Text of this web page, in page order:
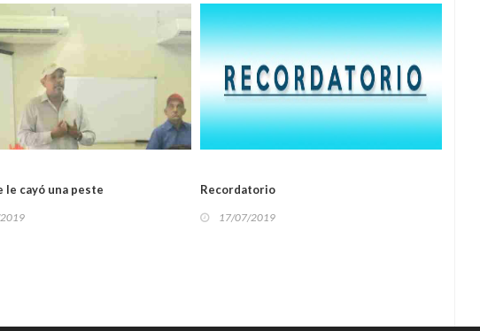
le cayó una peste Recordatorio
17/07/2019